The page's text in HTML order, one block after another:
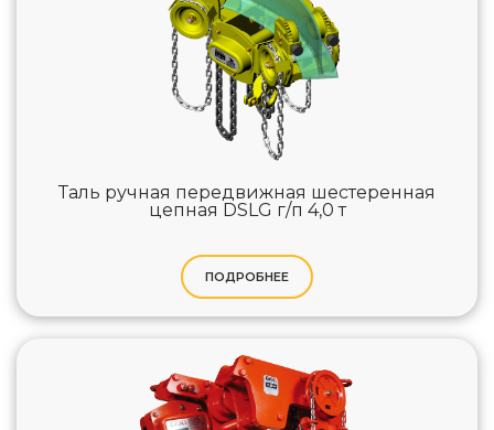
Таль ручная передвижная шестеренная
цепная DSLG г/п 4,0 т
ПОДРОБНЕЕ